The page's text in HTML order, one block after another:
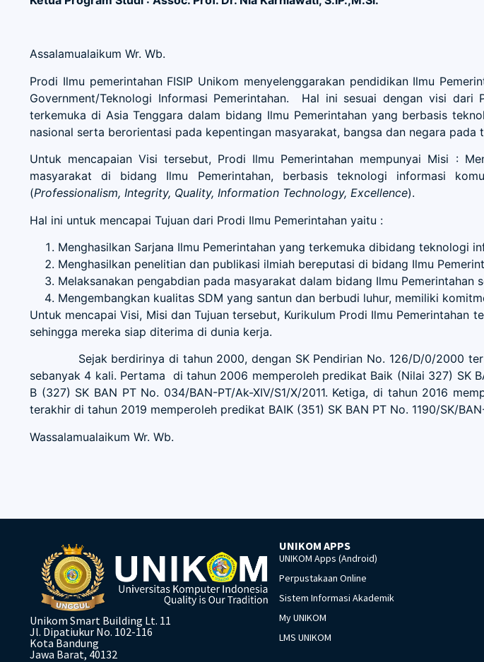
Assalamualaikum Wr. Wb.
Prodi Ilmu pemerintahan FISIP Unikom menyelenggarakan pendidikan Ilmu
Government/Teknologi Informasi Pemerintahan. Hal ini sesuai dengan visi
terkemuka di Asia Tenggara dalam bidang Ilmu Pemerintahan yang berbasis
nasional serta berorientasi pada kepentingan masyarakat, bangsa dan negara pada
Untuk mencapaian Visi tersebut, Prodi Ilmu Pemerintahan mempunyai Misi :
masyarakat di bidang Ilmu Pemerintahan, berbasis teknologi informasi
(Professionalism, Integrity, Quality, Information Technology, Excellence).
Hal ini untuk mencapai Tujuan dari Prodi Ilmu Pemerintahan yaitu :
Menghasilkan Sarjana Ilmu Pemerintahan yang terkemuka dibidang teknologi
Menghasilkan penelitian dan publikasi ilmiah bereputasi di bidang Ilmu
Melaksanakan pengabdian pada masyarakat dalam bidang Ilmu Pemerintahan
Mengembangkan kualitas SDM yang santun dan berbudi luhur, memiliki
Untuk mencapai Visi, Misi dan Tujuan tersebut, Kurikulum Prodi Ilmu Pemerintahan
sehingga mereka siap diterima di dunia kerja.
Sejak berdirinya di tahun 2000, dengan SK Pendirian No. 126/D/0/2000
sebanyak 4 kali. Pertama di tahun 2006 memperoleh predikat Baik (Nilai 327) SK
B (327) SK BAN PT No. 034/BAN-PT/Ak-XIV/S1/X/2011. Ketiga, di tahun 2016
terakhir di tahun 2019 memperoleh predikat BAIK (351) SK BAN PT No. 1190/SK/
Wassalamualaikum Wr. Wb.
Unikom Smart Building Lt. 11
Jl. Dipatiukur No. 102-116
Kota Bandung
Jawa Barat, 40132
UNIKOM APPS
UNIKOM Apps (Android)
Perpustakaan Online
Sistem Informasi Akademik
My UNIKOM
LMS UNIKOM